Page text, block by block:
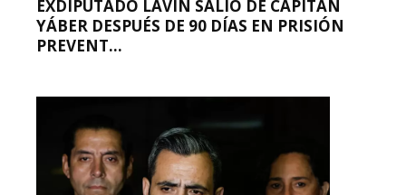
EXDIPUTADO LAVÍN SALIÓ DE CAPITÁN
YÁBER DESPUÉS DE 90 DÍAS EN PRISIÓN
PREVENT...